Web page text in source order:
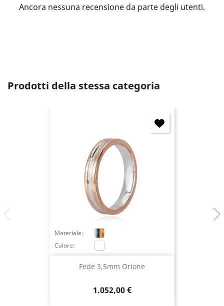
Ancora nessuna recensione da parte degli utenti.
Prodotti della stessa categoria
Fede 3,5mm Orione
Prezzo
1.052,00 €
Materiale:
Colore:
You need to be logged in to save products in your
wish list.